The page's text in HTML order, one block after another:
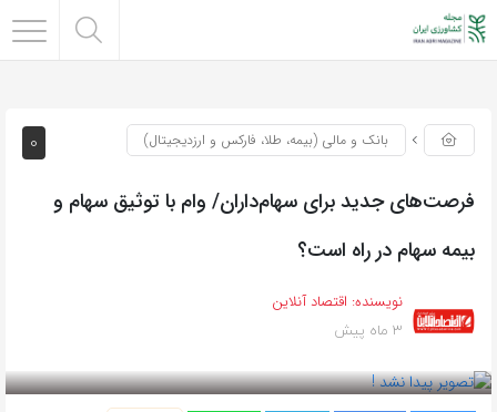
0 بانک و مالی (بیمه، طلا، فارکس و ارزدیجیتال)
فرصت‌های جدید برای سهام‌داران/ وام با توثیق سهام و
بیمه سهام در راه است؟
نویسنده: اقتصاد آنلاین
3 ماه پیش